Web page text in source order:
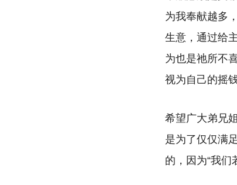
为我奉献越多
生意，通过给
为也是祂所不
视为自己的摇
希望广大弟兄
是为了仅仅满
的，因为“我们